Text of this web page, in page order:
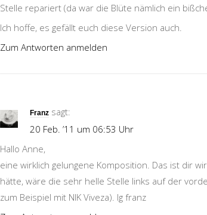
Stelle repariert (da war die Blüte nämlich ein
Ich hoffe, es gefällt euch diese Version auch.
Zum Antworten anmelden
Franz sagt:
20 Feb. ’11 um 06:53 Uhr
Hallo Anne,
eine wirklich gelungene Komposition. Das ist dir
hätte, wäre die sehr helle Stelle links auf der
zum Beispiel mit NIK Viveza). lg franz